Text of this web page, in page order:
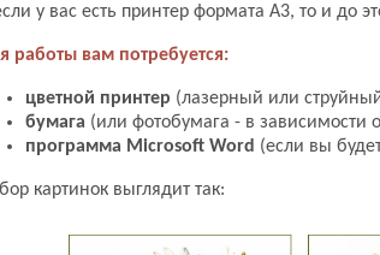
у вас есть принтер формата А3, то и до
работы вам потребуется:
цветной принтер (лазерный или
бумага (или фотобумага - в зависимости
программа Microsoft Word (если вы
картинок выглядит так: